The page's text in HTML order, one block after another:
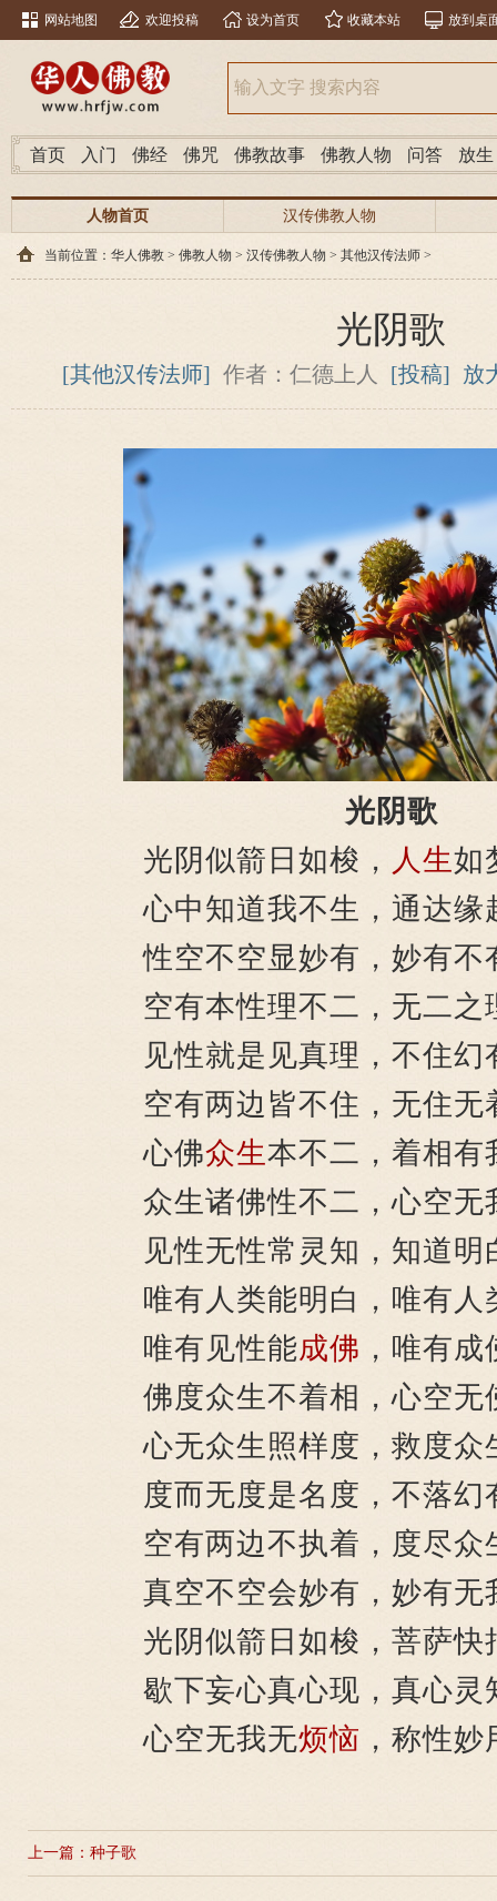
网站地图 欢迎投稿 设为首页 收藏本站 放到桌
首页 入门 佛经 佛咒 佛教故事 佛教人物 问答 放生
人物首页 汉传佛教人物
当前位置： 华人佛教 > 佛教人物 > 汉传佛教人物 > 其他汉传法师 >
光阴歌
[其他汉传法师] 作者：仁德上人 [投稿] 放
光阴歌
光阴似箭日如梭， 人生如
心中知道我不生，通达缘
性空不空显妙有，妙有不
空有本性理不二，无二之
见性就是见真理，不住幻
空有两边皆不住，无住无
心佛众生本不二，着相有
众生诸佛性不二，心空无
见性无性常灵知，知道明
唯有人类能明白，唯有人
唯有见性能成佛 ，唯有
佛度众生不着相，心空无
心无众生照样度，救度众
度而无度是名度，不落幻
空有两边不执着，度尽众
真空不空会妙有，妙有无
光阴似箭日如梭，菩萨快
歇下妄心真心现，真心灵
心空无我无烦恼 ，称性
上一篇： 种子歌